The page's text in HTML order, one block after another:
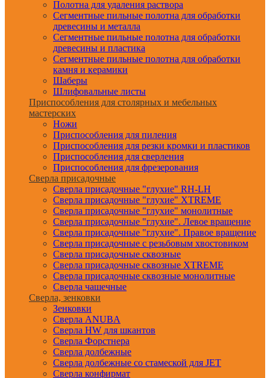
Полотна для удаления раствора
Сегментные пильные полотна для обработки
древесины и металла
Сегментные пильные полотна для обработки
древесины и пластика
Сегментные пильные полотна для обработки
камня и керамики
Шаберы
Шлифовальные листы
Приспособления для столярных и мебельных
мастерских
Ножи
Приспособления для пиления
Приспособления для резки кромки и пластиков
Приспособления для сверления
Приспособления для фрезерования
Сверла присадочные
Сверла присадочные "глухие" RH-LH
Сверла присадочные "глухие" XTREME
Сверла присадочные "глухие" монолитные
Сверла присадочные "глухие". Левое вращение
Сверла присадочные "глухие". Правое вращение
Сверла присадочные с резьбовым хвостовиком
Сверла присадочные сквозные
Сверла присадочные сквозные XTREME
Сверла присадочные сквозные монолитные
Сверла чашечные
Сверла, зенковки
Зенковки
Сверла ANUBA
Сверла HW для шкантов
Сверла Форстнера
Сверла долбежные
Сверла долбежные со стамеской для JET
Сверла конфирмат